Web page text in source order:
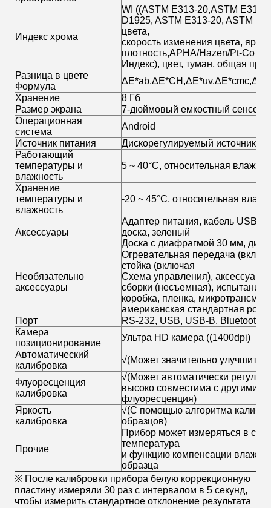
Индекс хрома
WI ((ASTM E313-20,ASTM E313-
D1925, ASTM E313-20, ASTM
цвета,
скорость изменения цвета,
плотность,APHA/Hazen/Pt-Co
Индекс), цвет, туман, общая
Разница в цвете
Формула
Хранение
8 Гб
Размер экрана
7-дюймовый емкостный
Операционная
система
Android
Источник питания
Дискорегулируемый источник
Работающий
температуры и
влажность
5 ~ 40°C, относительная
Хранение
температуры и
влажность
-20 ~ 45°C, относительная
Аксессуары
Адаптер питания, кабель USB,
доска, зеленый
Доска с диафрагмой 30 мм,
Необязательно
аксессуары
Огревательная передача
стойка (включая
Схема управления),
сборки (несъемная), испытание
коробка, пленка,
американская стандартная
Порт
RS-232, USB, USB-B, Bluetooth
Камера
позиционирование
Ультра HD камера ((1400dpi)
Автоматический
калибровка
√(Может значительно улучшить
Флуоресценция
калибровка
√(Может автоматически
высоко совместима с другими
флуоресценция)
Яркость
калибровка
√(С помощью алгоритма
образцов)
Прочие
Прибор может измеряться в
температура
и функцию компенсации
образца
※ После калибровки прибора белую коррекционную
пластину измеряли 30 раз с интервалом в 5 секунд,
чтобы измерить стандартное отклонение результата